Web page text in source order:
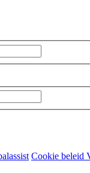
Cookie beleid